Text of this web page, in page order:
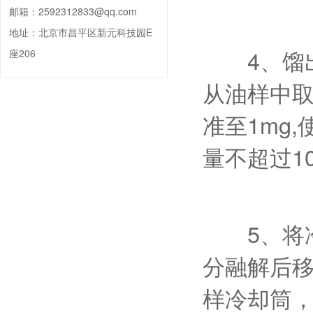
4、馏出
从油样中
准至1mg,
量不超过
5、将冷
分融解后
样冷却筒
邮箱： 2592312833@qq.com
地址： 北京市昌平区新元科技园E
座206